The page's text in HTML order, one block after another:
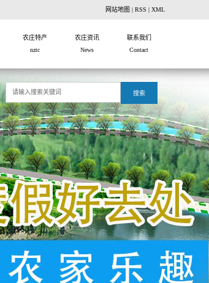
网站地图 | RSS | XML
农庄特产
nztc
农庄资讯
News
联系我们
Contact